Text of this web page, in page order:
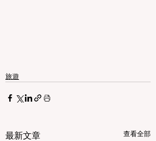
旅遊
最新文章 查看全部